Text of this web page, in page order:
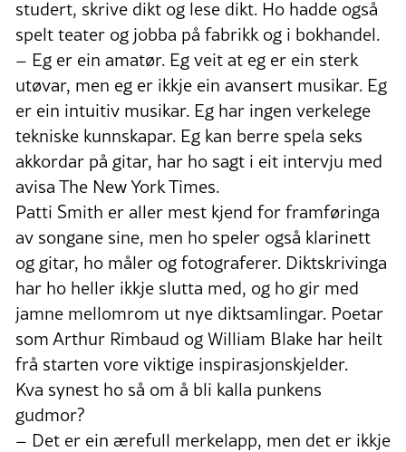
studert, skrive dikt og lese dikt. Ho hadde også
spelt teater og jobba på fabrikk og i bokhandel.
– Eg er ein amatør. Eg veit at eg er ein sterk
utøvar, men eg er ikkje ein avansert musikar. Eg
er ein intuitiv musikar. Eg har ingen verkelege
tekniske kunnskapar. Eg kan berre spela seks
akkordar på gitar, har ho sagt i eit intervju med
avisa The New York Times.
Patti Smith er aller mest kjend for framføringa
av songane sine, men ho speler også klarinett
og gitar, ho måler og fotograferer. Diktskrivinga
har ho heller ikkje slutta med, og ho gir med
jamne mellomrom ut nye diktsamlingar. Poetar
som Arthur Rimbaud og William Blake har heilt
frå starten vore viktige inspirasjonskjelder.
Kva synest ho så om å bli kalla punkens
gudmor?
– Det er ein ærefull merkelapp, men det er ikkje